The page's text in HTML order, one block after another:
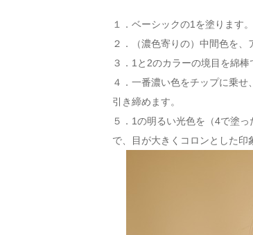
１．ベーシックの1を塗ります。
２．（濃色寄りの）中間色を、
３．1と2のカラーの境目を綿棒
４．一番濃い色をチップに乗
引き締めます。
５．1の明るい光色を（4で塗
で、目が大きくコロンとした印